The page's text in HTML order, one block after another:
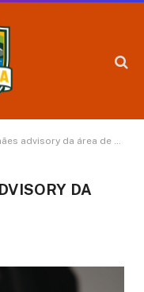
advisory da área de finanças
DA